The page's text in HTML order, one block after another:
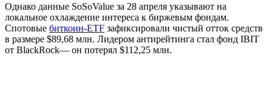
Однако данные SoSoValue за 28 апреля указывают на
локальное охлаждение интереса к биржевым фондам.
Спотовые биткоин-ETF зафиксировали чистый отток средств
в размере $89,68 млн. Лидером антирейтинга стал фонд IBIT
от BlackRock— он потерял $112,25 млн.